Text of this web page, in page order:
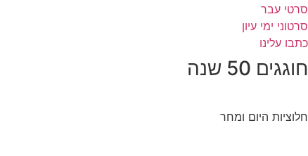
סרטי עבר
סרטוני ימי עיון
כתבו עלינו
חוגגים 50 שנה
חלוציות היום ומחר